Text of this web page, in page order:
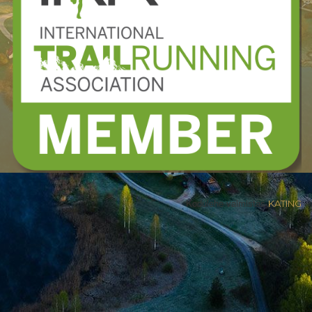
Kodulehe valmistasKATING